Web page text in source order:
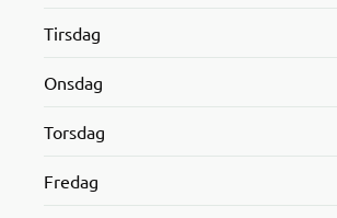
Tirsdag
Onsdag
Torsdag
Fredag